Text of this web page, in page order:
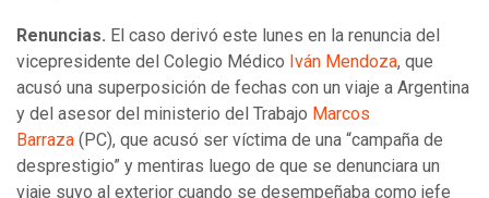
Renuncias. El caso derivó este lunes en la renuncia del
vicepresidente del Colegio Médico Iván Mendoza, que
acusó una superposición de fechas con un viaje a Argentina
y del asesor del ministerio del Trabajo Marcos
Barraza (PC), que acusó ser víctima de una “campaña de
desprestigio” y mentiras luego de que se denunciara un
viaje suyo al exterior cuando se desempeñaba como jefe